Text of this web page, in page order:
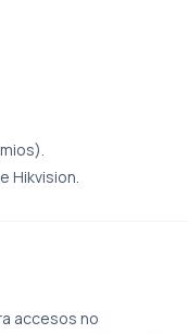
Hikvision.
accesos no